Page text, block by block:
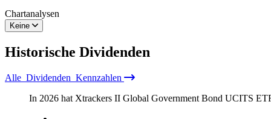
Chartanalysen
Keine
Historische Dividenden
Alle Dividenden Kennzahlen
In 2026 hat Xtrackers II Global Government Bond UCITS